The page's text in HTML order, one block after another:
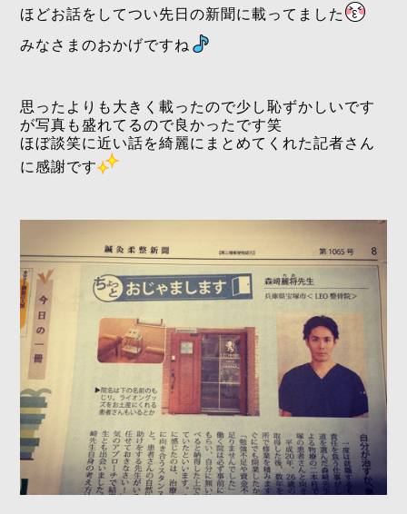
ほどお話をしてつい先日の新聞に載ってました
みなさまのおかげですね
思ったよりも大きく載ったので少し恥ずかしいです
が写真も盛れてるので良かったです笑
ほぼ談笑に近い話を綺麗にまとめてくれた記者さん
に感謝です